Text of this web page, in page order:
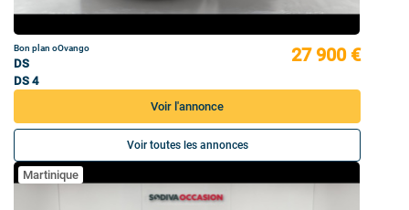
Bon plan oOvango
DS
DS 4
27 900 €
Voir l'annonce
Voir toutes les annonces
Martinique